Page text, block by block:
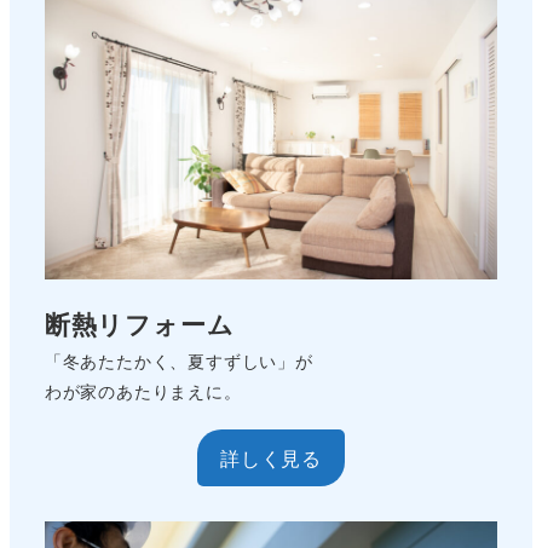
断熱リフォーム
「冬あたたかく、夏すずしい」が
わが家のあたりまえに。
詳しく見る